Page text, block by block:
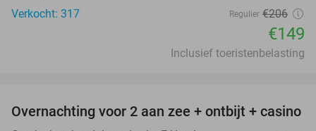
Verkocht: 317
Regulier €206
€149
Inclusief toeristenbelasting
47%
Overnachting voor 2 aan zee + ontbijt + casino